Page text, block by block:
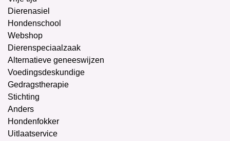
Dierenasiel
Hondenschool
Webshop
Dierenspeciaalzaak
Alternatieve geneeswijzen
Voedingsdeskundige
Gedragstherapie
Stichting
Anders
Hondenfokker
Uitlaatservice